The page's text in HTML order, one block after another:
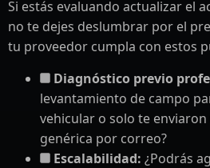
Si estás evaluando actualizar el
no te dejes deslumbrar por el
tu proveedor cumpla con estos
Diagnóstico previo
levantamiento de campo
vehicular o solo te
genérica por correo?
Escalabilidad: ¿Podrás